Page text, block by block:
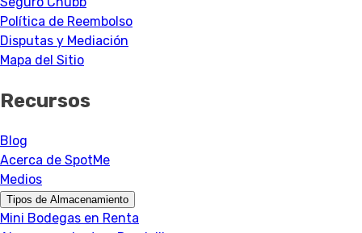
Política de Reembolso
Disputas y Mediación
Mapa del Sitio
Recursos
Blog
Acerca de SpotMe
Medios
Tipos de Almacenamiento
Mini Bodegas en Renta